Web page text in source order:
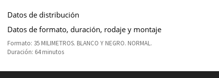
Datos de distribución
Datos de formato, duración, rodaje y montaje
Formato: 35 MILIMETROS. BLANCO Y NEGRO. NORMAL.
Duración: 64 minutos